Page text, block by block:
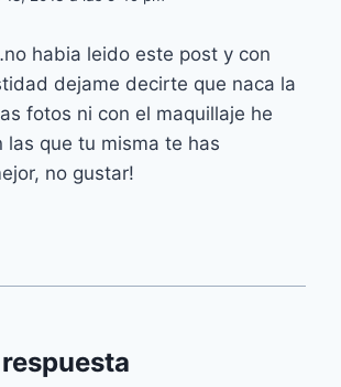
habia leido este post y con
dejame decirte que naca la
fotos ni con el maquillaje he
las que tu misma te has
no gustar!